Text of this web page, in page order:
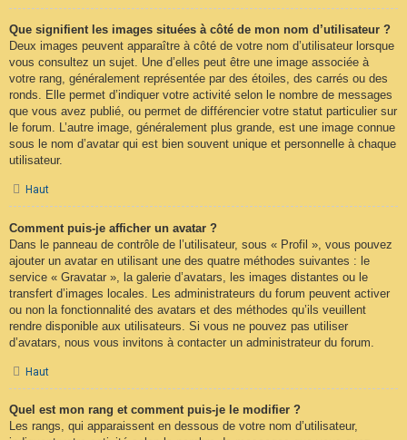
Que signifient les images situées à côté de mon nom d’utilisateur ?
Deux images peuvent apparaître à côté de votre nom d’utilisateur lorsque
vous consultez un sujet. Une d’elles peut être une image associée à
votre rang, généralement représentée par des étoiles, des carrés ou des
ronds. Elle permet d’indiquer votre activité selon le nombre de messages
que vous avez publié, ou permet de différencier votre statut particulier sur
le forum. L’autre image, généralement plus grande, est une image connue
sous le nom d’avatar qui est bien souvent unique et personnelle à chaque
utilisateur.
Haut
Comment puis-je afficher un avatar ?
Dans le panneau de contrôle de l’utilisateur, sous « Profil », vous pouvez
ajouter un avatar en utilisant une des quatre méthodes suivantes : le
service « Gravatar », la galerie d’avatars, les images distantes ou le
transfert d’images locales. Les administrateurs du forum peuvent activer
ou non la fonctionnalité des avatars et des méthodes qu’ils veuillent
rendre disponible aux utilisateurs. Si vous ne pouvez pas utiliser
d’avatars, nous vous invitons à contacter un administrateur du forum.
Haut
Quel est mon rang et comment puis-je le modifier ?
Les rangs, qui apparaissent en dessous de votre nom d’utilisateur,